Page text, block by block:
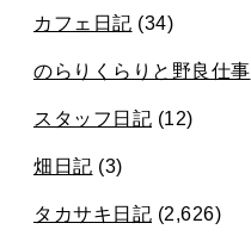
カフェ日記 (34)
のらりくらりと野良仕事
スタッフ日記 (12)
畑日記 (3)
タカサキ日記 (2,626)